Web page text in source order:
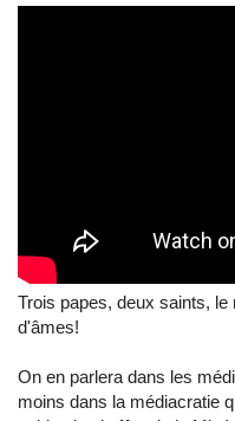
Trois papes, deux saints,
d'âmes!
On en parlera dans les
moins dans la médiacratie